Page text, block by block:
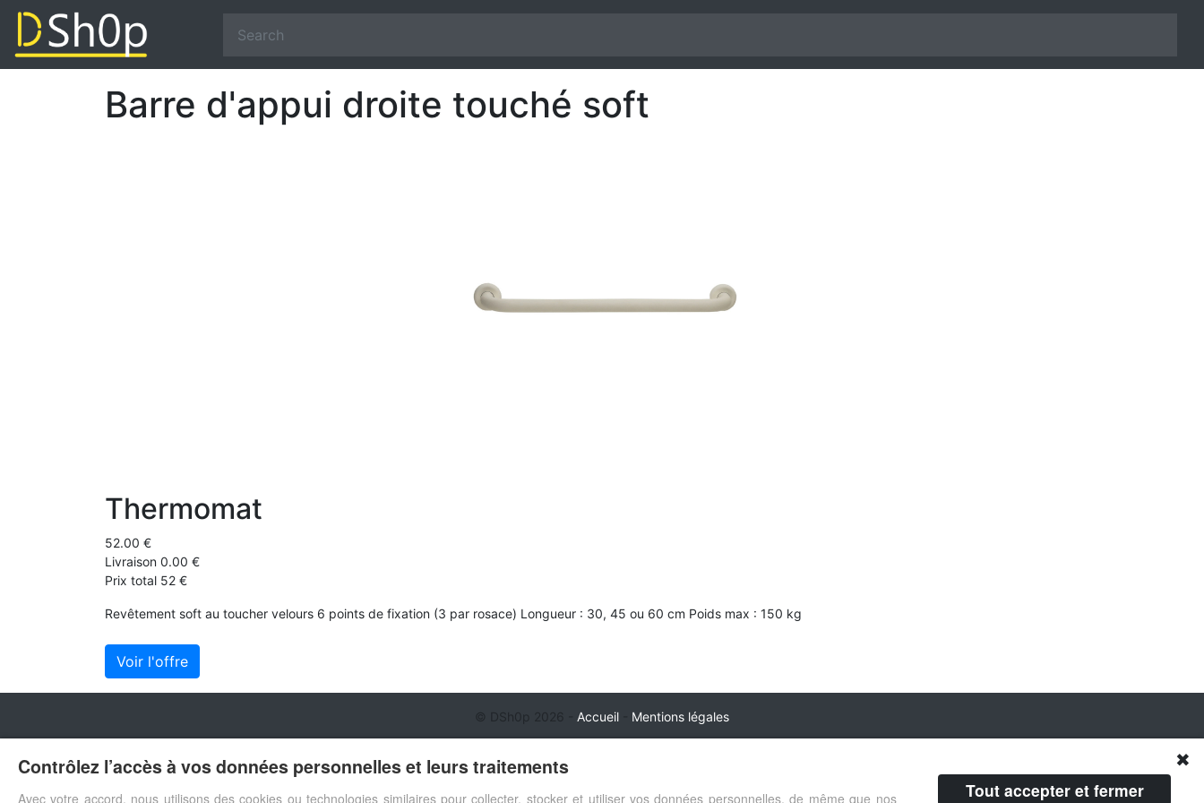
Barre d'appui droite touché soft
Thermomat
52.00 €
Livraison 0.00 €
Prix total 52 €
Revêtement soft au toucher velours 6 points de fixation (3 par rosace) Longueur : 30, 45 ou 60 cm Poids max : 150 kg
Voir l'offre
© DSh0p 2026 - Accueil Mentions légales
✖
Contrôlez l’accès à vos données personnelles et leurs traitements
Avec votre accord, nous utilisons des cookies ou technologies similaires pour collecter, stocker et utiliser vos données personnelles, de même que nos Tout accepter et fermer